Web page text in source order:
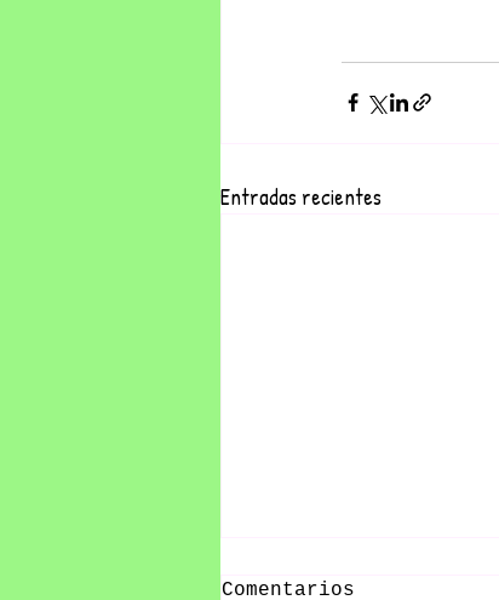
Entradas recientes
Comentarios